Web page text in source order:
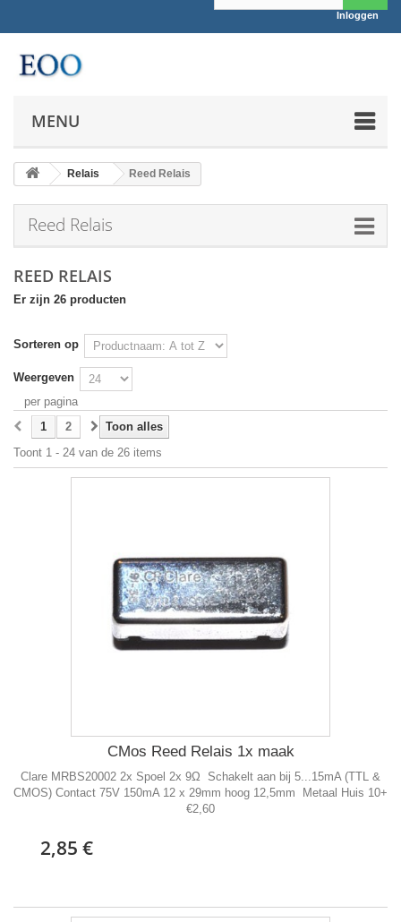
Inloggen
MENU
Relais Reed Relais
Reed Relais
REED RELAIS
Er zijn 26 producten
Sorteren op
Weergeven
per pagina
Toon alles
1
2
Toont 1 - 24 van de 26 items
CMos Reed Relais 1x maak
Clare MRBS20002 2x Spoel 2x 9Ω Schakelt aan bij 5...15mA (TTL &
CMOS) Contact 75V 150mA 12 x 29mm hoog 12,5mm Metaal Huis 10+
€2,60
2,85 €